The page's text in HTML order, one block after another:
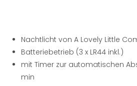
Nachtlicht von A Lovely Little
Batteriebetrieb (3 x LR44 inkl.)
mit Timer zur automatischen
min